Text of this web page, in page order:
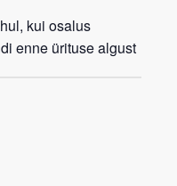
kui osalus
enne ürituse algust